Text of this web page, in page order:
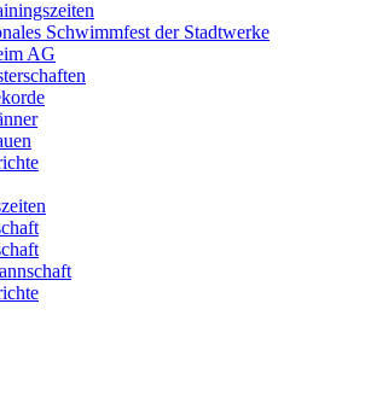
Schwimmfest der Stadtwerke
AG